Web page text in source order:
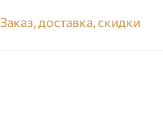
Заказ, доставка, скидки